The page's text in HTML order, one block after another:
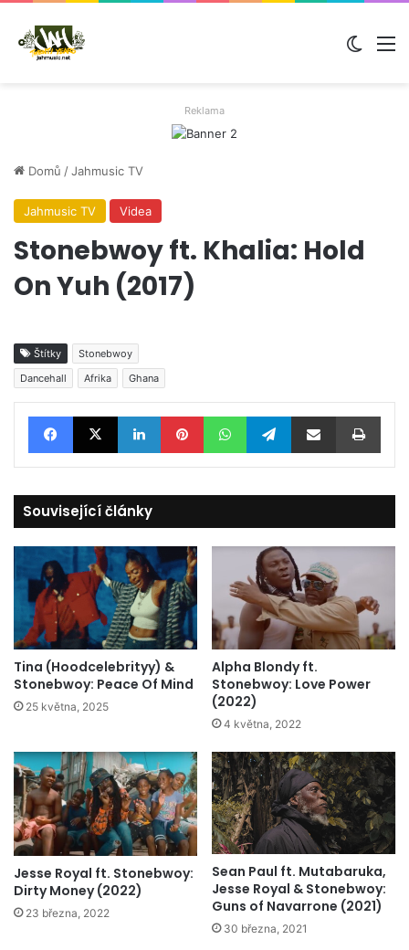
Reklama
Domů /Jahmusic TV
Jahmusic TV Videa
Stonebwoy ft. Khalia: Hold
On Yuh (2017)
Štítky
Stonebwoy
Dancehall
Afrika Ghana
Facebook X LinkedIn Pinterest WhatsApp Telegram Sdílet e-mailem
Související články
Tina (Hoodcelebrityy) &
Stonebwoy: Peace Of Mind
25 května, 2025
Alpha Blondy ft.
Stonebwoy: Love Power
(2022)
4 května, 2022
Jesse Royal ft. Stonebwoy:
Dirty Money (2022)
23 března, 2022
Sean Paul ft. Mutabaruka,
Jesse Royal & Stonebwoy:
Guns of Navarrone (2021)
30 března, 2021